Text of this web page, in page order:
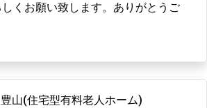
くお願い致します。ありがとうご
山(住宅型有料老人ホーム)